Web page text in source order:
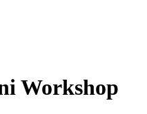
Workshop